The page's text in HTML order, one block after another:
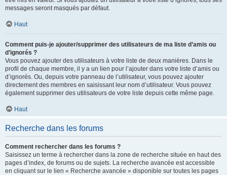
messages seront masqués par défaut.
Haut
Comment puis-je ajouter/supprimer des utilisateurs de ma liste d’amis ou
d’ignorés ?
Vous pouvez ajouter des utilisateurs à votre liste de deux manières. Dans le
profil de chaque membre, il y a un lien pour l’ajouter dans votre liste d’amis ou
d’ignorés. Ou, depuis votre panneau de l’utilisateur, vous pouvez ajouter
directement des membres en saisissant leur nom d’utilisateur. Vous pouvez
également supprimer des utilisateurs de votre liste depuis cette même page.
Haut
Recherche dans les forums
Comment rechercher dans les forums ?
Saisissez un terme à rechercher dans la zone de recherche située en haut des
pages d’index, de forums ou de sujets. La recherche avancée est accessible
en cliquant sur le lien « Recherche avancée » disponible sur toutes les pages